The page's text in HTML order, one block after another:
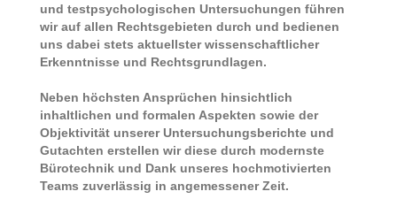
und testpsychologischen Untersuchungen führen
wir auf allen Rechtsgebieten durch und bedienen
uns dabei stets aktuellster wissenschaftlicher
Erkenntnisse und Rechtsgrundlagen.
Neben höchsten Ansprüchen hinsichtlich
inhaltlichen und formalen Aspekten sowie der
Objektivität unserer Untersuchungsberichte und
Gutachten erstellen wir diese durch modernste
Bürotechnik und Dank unseres hochmotivierten
Teams zuverlässig in angemessener Zeit.